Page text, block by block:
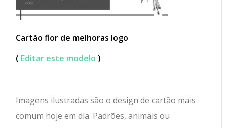
Cartão flor de melhoras logo
( Editar este modelo )
Imagens ilustradas são o design de cartão mais
comum hoje em dia. Padrões, animais ou